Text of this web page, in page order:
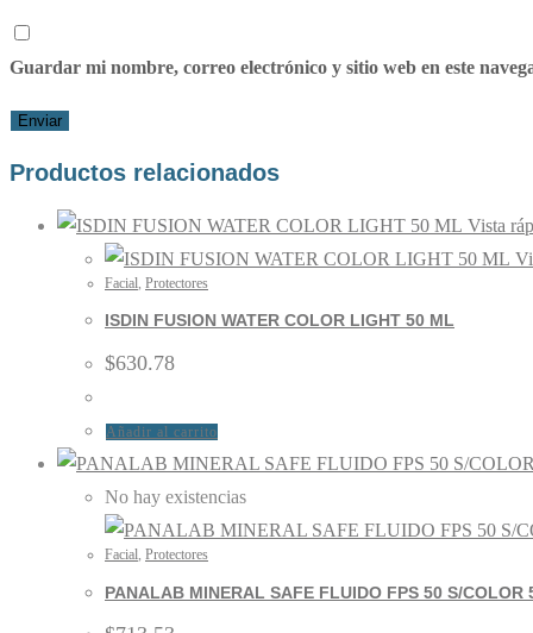
Guardar mi nombre, correo electrónico y sitio web en este
Productos relacionados
Vista
Facial, Protectores
ISDIN FUSION WATER COLOR LIGHT 50 ML
$630.78
Añadir al carrito
No hay existencias
Facial, Protectores
PANALAB MINERAL SAFE FLUIDO FPS 50 S/COLOR